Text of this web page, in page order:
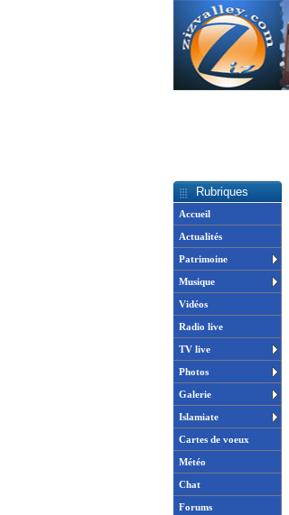
Rubriques
Accueil
Actualités
Patrimoine
Musique
Vidéos
Radio live
TV live
Photos
Galerie
Islamiate
Cartes de voeux
Météo
Chat
Forums